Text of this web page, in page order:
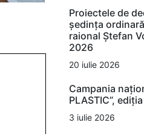
Proiectele de
ședința
raional Ștefan
2026
20 iulie 2026
Campania
PLASTIC”,
3 iulie 2026